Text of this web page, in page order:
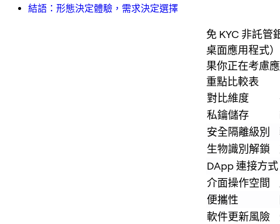
結語：形態決定體驗，需求決定選擇
免 KYC 非託管
桌面應用程式
果你正在考慮
重點比較表
對比維度
私鑰儲存
安全隔離級別
生物識別解鎖
DApp 連接方式
介面操作空間
便攜性
軟件更新風險